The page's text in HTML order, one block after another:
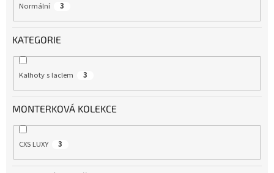
Normální 3
KATEGORIE
Kalhoty s laclem 3
MONTERKOVÁ KOLEKCE
CXS LUXY 3